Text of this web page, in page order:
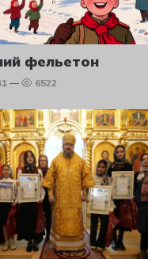
фельетон
6522